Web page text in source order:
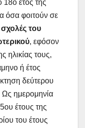
18ο έτος της
όσα φοιτούν σε
του
, εφόσον
ηλικίας τους,
ή έτος
δεύτερου
Ως ημερομηνία
έτους της
του έτους